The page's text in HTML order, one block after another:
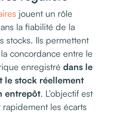
jouent un rôle
la fiabilité de la
stocks. Ils permettent
concordance entre le
enregistré dans le
le stock réellement
entrepôt. L’objectif est
rapidement les écarts